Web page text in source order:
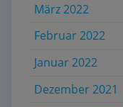
März 2022
Februar 2022
Januar 2022
Dezember 2021